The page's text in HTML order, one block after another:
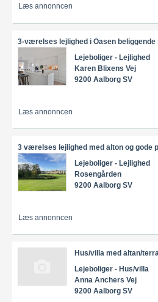
Læs annonncen
3-værelses lejlighed i Oasen beliggende
Lejeboliger - Lejlighed
Karen Blixens Vej
9200 Aalborg SV
Læs annonncen
3 værelses lejlighed med alton og gode
Lejeboliger - Lejlighed
Rosengården
9200 Aalborg SV
Læs annonncen
Hus/villa med altan/
Lejeboliger - Hus/villa
Anna Anchers Vej
9200 Aalborg SV